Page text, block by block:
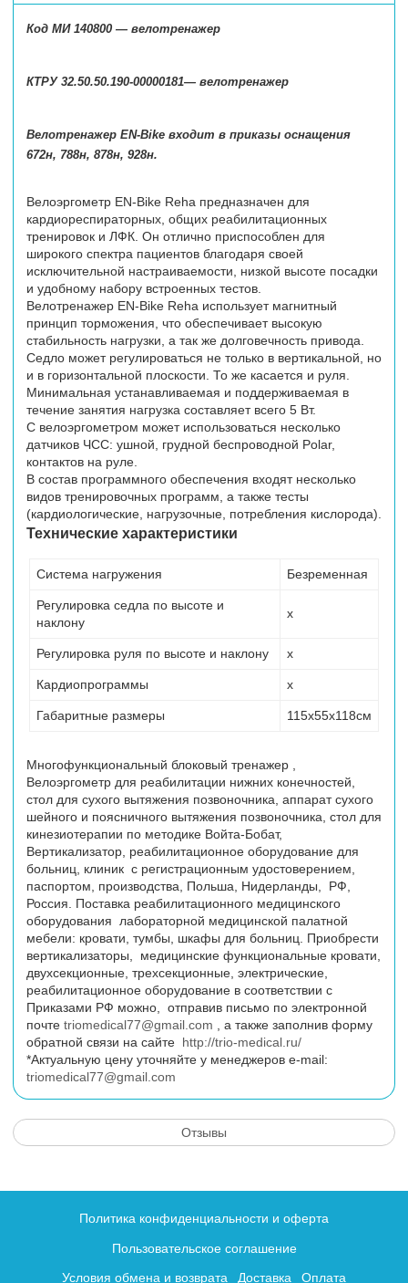
Код МИ 140800 — велотренажер
КТРУ 32.50.50.190-00000181— велотренажер
Велотренажер EN-Bike входит в приказы оснащения
672н, 788н, 878н, 928н.
Велоэргометр EN-Bike Reha предназначен для
кардиореспираторных, общих реабилитационных
тренировок и ЛФК. Он отлично приспособлен для
широкого спектра пациентов благодаря своей
исключительной настраиваемости, низкой высоте посадки
и удобному набору встроенных тестов.
Велотренажер EN-Bike Reha использует магнитный
принцип торможения, что обеспечивает высокую
стабильность нагрузки, а так же долговечность привода.
Седло может регулироваться не только в вертикальной, но
и в горизонтальной плоскости. То же касается и руля.
Минимальная устанавливаемая и поддерживаемая в
течение занятия нагрузка составляет всего 5 Вт.
C велоэргометром может использоваться несколько
датчиков ЧСС: ушной, грудной беспроводной Polar,
контактов на руле.
В состав программного обеспечения входят несколько
видов тренировочных программ, а также тесты
(кардиологические, нагрузочные, потребления кислорода).
Технические характеристики
Система нагружения Безременная
Регулировка седла по высоте и
наклону
x
Регулировка руля по высоте и наклону x
Кардиопрограммы x
Габаритные размеры 115х55х118см
Многофункциональный блоковый тренажер ,
Велоэргометр для реабилитации нижних конечностей,
стол для сухого вытяжения позвоночника, аппарат сухого
шейного и поясничного вытяжения позвоночника, стол для
кинезиотерапии по методике Войта-Бобат,
Вертикализатор, реабилитационное оборудование для
больниц, клиник с регистрационным удостоверением,
паспортом, производства, Польша, Нидерланды, РФ,
Россия. Поставка реабилитационного медицинского
оборудования лабораторной медицинской палатной
мебели: кровати, тумбы, шкафы для больниц. Приобрести
вертикализаторы, медицинские функциональные кровати,
двухсекционные, трехсекционные, электрические,
реабилитационное оборудование в соответствии с
Приказами РФ можно, отправив письмо по электронной
почте triomedical77@gmail.com , а также заполнив форму
обратной связи на сайте http://trio-medical.ru/
*Актуальную цену уточняйте у менеджеров e-mail:
triomedical77@gmail.com
Отзывы
Политика конфиденциальности и оферта
Пользовательское соглашение
Условия обмена и возврата Доставка Оплата